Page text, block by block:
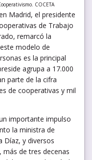
COCETA
Madrid, el presidente
de Trabajo
remarcó la
modelo de
es la principal
agrupa a 17.000
parte de la cifra
de cooperativas y mil
importante impulso
la ministra de
Díaz, y diversos
de tres decenas